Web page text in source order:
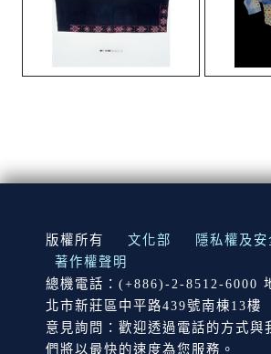
:::
版權所有 文化部
隱私權及
著作權聲明
總機電話：(+886)-2-8512-6000
北市新莊區中平路439號南棟13樓
意見詢問：歡迎透過電話的方式與
們將以最快的速度為您服務。